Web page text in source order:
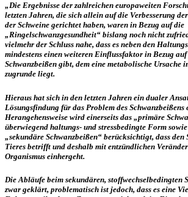
„Die Ergebnisse der zahlreichen europaweiten
letzten Jahren, die sich allein auf die Verbesserung
der Schweine gerichtet haben, waren in Bezug auf die
„Ringelschwanzgesundheit“ bislang noch nicht
vielmehr der Schluss nahe, dass es neben den
mindestens einen weiteren Einflussfaktor in Bezug
Schwanzbeißen gibt, dem eine metabolische Ursache
zugrunde liegt.
Hieraus hat sich in den letzten Jahren ein dualer
Lösungsfindung für das Problem des Schwanzbeißens
Herangehensweise wird einerseits das „primäre
überwiegend haltungs- und stressbedingte Form
„sekundäre Schwanzbeißen“ berücksichtigt, dass den
Tieres betrifft und deshalb mit entzündlichen
Organismus einhergeht.
Die Abläufe beim sekundären, stoffwechselbedingten
zwar geklärt, problematisch ist jedoch, dass es eine